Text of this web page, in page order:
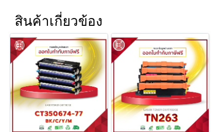
สินค้าเกี่ยวข้อง